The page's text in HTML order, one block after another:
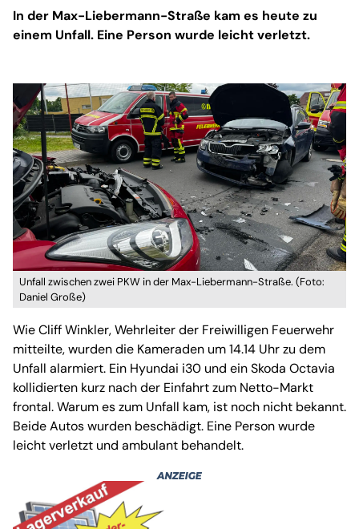
In der Max-Liebermann-Straße kam es heute zu
einem Unfall. Eine Person wurde leicht verletzt.
Unfall zwischen zwei PKW in der Max-Liebermann-Straße. (Foto:
Daniel Große)
Wie Cliff Winkler, Wehrleiter der Freiwilligen Feuerwehr
mitteilte, wurden die Kameraden um 14.14 Uhr zu dem
Unfall alarmiert. Ein Hyundai i30 und ein Skoda Octavia
kollidierten kurz nach der Einfahrt zum Netto-Markt
frontal. Warum es zum Unfall kam, ist noch nicht bekannt.
Beide Autos wurden beschädigt. Eine Person wurde
leicht verletzt und ambulant behandelt.